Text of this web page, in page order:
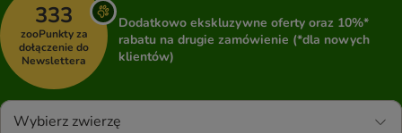
333
zooPunkty za
dołączenie do
Newslettera
Dodatkowo ekskluzywne oferty oraz 10%*
rabatu na drugie zamówienie (*dla nowych
klientów)
Wybierz zwierzę